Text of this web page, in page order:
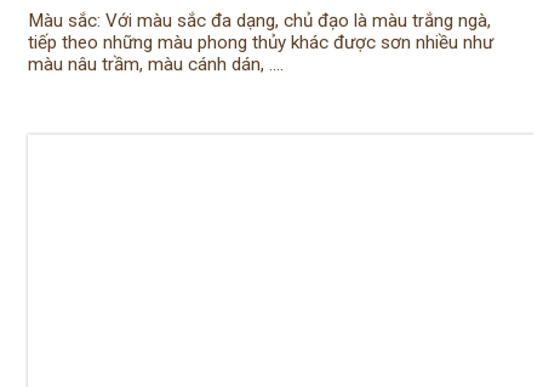
Màu sắc: Với màu sắc đa dạng, chủ đạo là màu trắng ngà,
tiếp theo những màu phong thủy khác được sơn nhiều như
màu nâu trầm, màu cánh dán, ….